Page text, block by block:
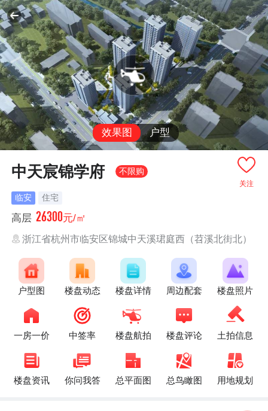
效果图 户型
关注
中天宸锦学府 不限购
临安 住宅
高层 26300元/㎡
浙江省杭州市临安区锦城中天溪珺庭西（苕溪北街北）
户型图 楼盘动态 楼盘详情 周边配套 楼盘照片
一房一价 中签率 楼盘航拍 楼盘评论 土拍信息
楼盘资讯 你问我答 总平面图 总鸟瞰图 用地规划